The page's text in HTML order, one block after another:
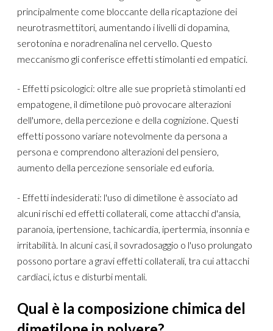
principalmente come bloccante della ricaptazione dei
neurotrasmettitori, aumentando i livelli di dopamina,
serotonina e noradrenalina nel cervello. Questo
meccanismo gli conferisce effetti stimolanti ed empatici.
- Effetti psicologici: oltre alle sue proprietà stimolanti ed
empatogene, il dimetilone può provocare alterazioni
dell'umore, della percezione e della cognizione. Questi
effetti possono variare notevolmente da persona a
persona e comprendono alterazioni del pensiero,
aumento della percezione sensoriale ed euforia.
- Effetti indesiderati: l'uso di dimetilone è associato ad
alcuni rischi ed effetti collaterali, come attacchi d'ansia,
paranoia, ipertensione, tachicardia, ipertermia, insonnia e
irritabilità. In alcuni casi, il sovradosaggio o l'uso prolungato
possono portare a gravi effetti collaterali, tra cui attacchi
cardiaci, ictus e disturbi mentali.
Qual è la composizione chimica del